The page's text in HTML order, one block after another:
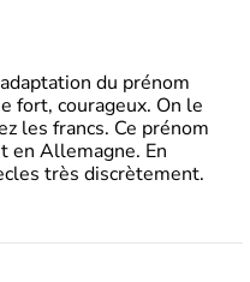
du prénom
fort, courageux. On le
les francs. Ce prénom
en Allemagne. En
très discrètement.